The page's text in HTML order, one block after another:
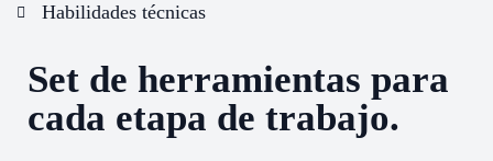
Habilidades técnicas
Set de herramientas para
cada etapa de trabajo.